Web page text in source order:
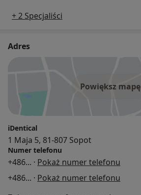
+ 2 Specjaliści
Adres
Powiększ mapę
iDentical
1 Maja 5, 81-807 Sopot
Numer telefonu
+486... · Pokaż numer telefonu
+486... · Pokaż numer telefonu